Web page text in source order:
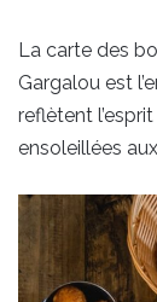
La carte des
Gargalou est
reflètent
ensoleillées